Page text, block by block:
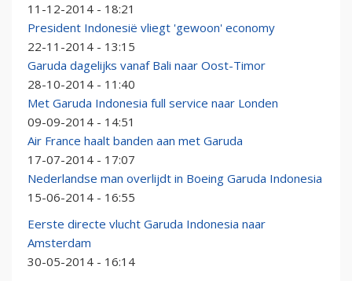
11-12-2014 - 18:21
President Indonesië vliegt 'gewoon' economy
22-11-2014 - 13:15
Garuda dagelijks vanaf Bali naar Oost-Timor
28-10-2014 - 11:40
Met Garuda Indonesia full service naar Londen
09-09-2014 - 14:51
Air France haalt banden aan met Garuda
17-07-2014 - 17:07
Nederlandse man overlijdt in Boeing Garuda Indonesia
15-06-2014 - 16:55
Eerste directe vlucht Garuda Indonesia naar
Amsterdam
30-05-2014 - 16:14